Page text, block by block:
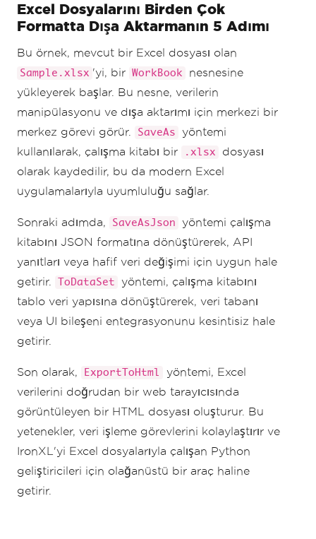
Excel Dosyalarını Birden Çok
Formatta Dışa Aktarmanın 5 Adımı
Bu örnek, mevcut bir Excel dosyası olan
Sample.xlsx 'yi, bir WorkBook
nesnesine
yükleyerek başlar. Bu nesne, verilerin
manipülasyonu ve dışa aktarımı için merkezi bir
merkez görevi görür.
SaveAs
yöntemi
kullanılarak, çalışma kitabı bir
.xlsx
dosyası
olarak kaydedilir, bu da modern Excel
uygulamalarıyla uyumluluğu sağlar.
Sonraki adımda, SaveAsJson
yöntemi çalışma
kitabını JSON formatına dönüştürerek, API
yanıtları veya hafif veri değişimi için uygun hale
getirir.
ToDataSet
yöntemi, çalışma kitabını
tablo veri yapısına dönüştürerek, veri tabanı
veya UI bileşeni entegrasyonunu kesintisiz hale
getirir.
Son olarak, ExportToHtml
yöntemi, Excel
verilerini doğrudan bir web tarayıcısında
görüntüleyen bir HTML dosyası oluşturur. Bu
yetenekler, veri işleme görevlerini kolaylaştırır ve
IronXL'yi Excel dosyalarıyla çalışan Python
geliştiricileri için olağanüstü bir araç haline
getirir.